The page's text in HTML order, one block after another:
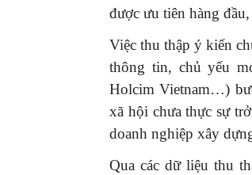
được ưu tiên hàng
Việc thu thập ý kiến
thông tin, chủ yếu
Holcim Vietnam…)
xã hội chưa thực sự
doanh nghiệp xây
Qua các dữ liệu thu